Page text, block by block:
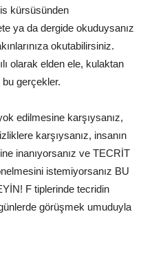
kürsüsünden
ya da dergide okuduysanız
okutabilirsiniz.
olarak elden ele, kulaktan
gerçekler.
edilmesine karşıysanız,
karşıysanız, insanın
inanıyorsanız ve TECRİT
istemiyorsanız BU
F tiplerinde tecridin
görüşmek umuduyla